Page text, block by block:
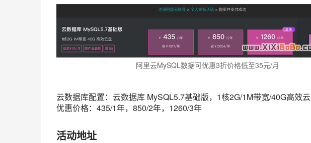
阿里云MySQL数据可优惠3折价格低至35元/月
云数据库配置：云数据库 MySQL5.7基础版，1核2G/1M带宽/40G高效
优惠价格：435/1年，850/2年，1260/3年
活动地址